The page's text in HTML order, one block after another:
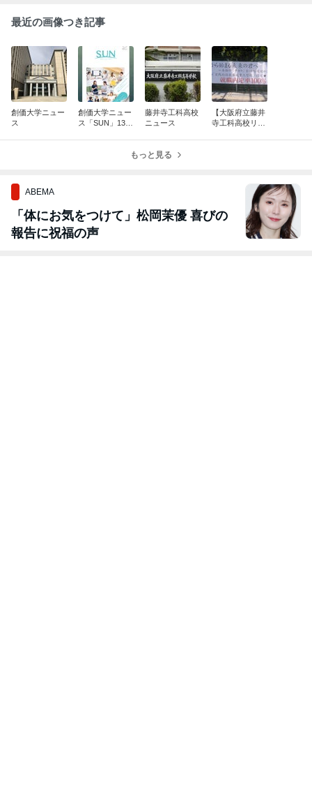
最近の画像つき記事
創価大学ニュー
ス
創価大学ニュー
ス「SUN」130
藤井寺工科高校
ニュース
【大阪府立藤井
寺工科高校リー
もっと見る
ABEMA
「体にお気をつけて」松岡茉優 喜びの
報告に祝福の声